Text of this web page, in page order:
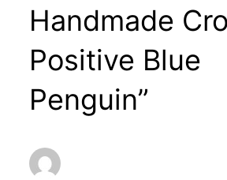
Handmade
Positive Blue
Penguin”